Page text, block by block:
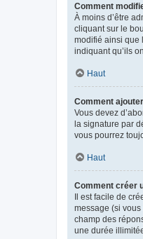
Comment
À moins d’être
cliquant sur le
modifié ainsi que
indiquant qu’ils
Haut
Comment
Vous devez
la signature par
vous pourrez
Haut
Comment créer
Il est facile de
message (si
champ des
une durée